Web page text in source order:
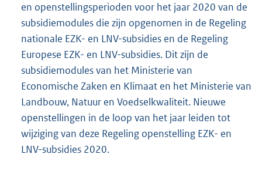
en openstellingsperioden voor het jaar 2020 van de
subsidiemodules die zijn opgenomen in de Regeling
nationale EZK- en LNV-subsidies en de Regeling
Europese EZK- en LNV-subsidies. Dit zijn de
subsidiemodules van het Ministerie van
Economische Zaken en Klimaat en het Ministerie van
Landbouw, Natuur en Voedselkwaliteit. Nieuwe
openstellingen in de loop van het jaar leiden tot
wijziging van deze Regeling openstelling EZK- en
LNV-subsidies 2020.